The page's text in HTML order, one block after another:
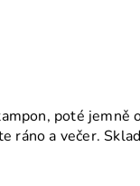
poté jemně
ráno a večer.